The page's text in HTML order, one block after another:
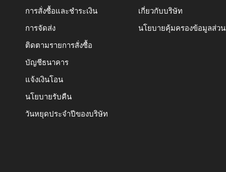
การสั่งซื้อและชำระเงิน
การจัดส่ง
ติดตามรายการสั่งซื้อ
บัญชีธนาคาร
แจ้งเงินโอน
นโยบายรับคืน
วันหยุดประจำปีของบริษัท
เกี่ยวกับบริษัท
นโยบายคุ้มครองข้อมูลส่ว